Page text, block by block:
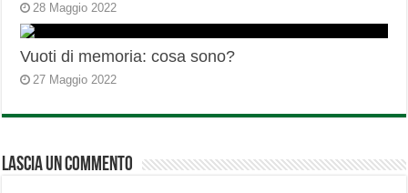
28 Maggio 2022
Vuoti di memoria: cosa sono?
27 Maggio 2022
Lascia un commento